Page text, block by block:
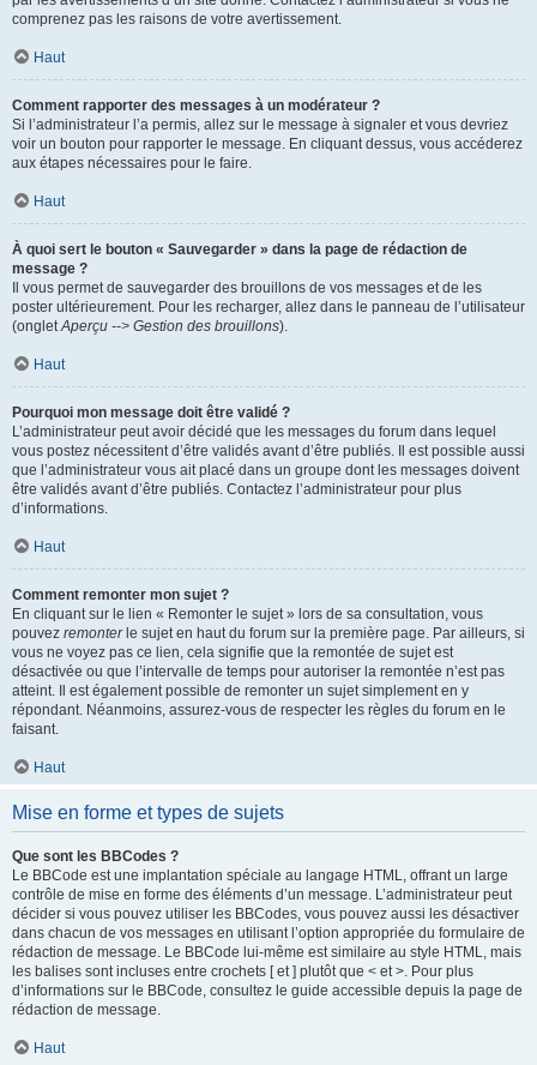
comprenez pas les raisons de votre avertissement.
Haut
Comment rapporter des messages à un modérateur ?
Si l’administrateur l’a permis, allez sur le message à signaler et vous devriez
voir un bouton pour rapporter le message. En cliquant dessus, vous accéderez
aux étapes nécessaires pour le faire.
Haut
À quoi sert le bouton « Sauvegarder » dans la page de rédaction de
message ?
Il vous permet de sauvegarder des brouillons de vos messages et de les
poster ultérieurement. Pour les recharger, allez dans le panneau de l’utilisateur
(ongletAperçu --> Gestion des brouillons).
Haut
Pourquoi mon message doit être validé ?
L’administrateur peut avoir décidé que les messages du forum dans lequel
vous postez nécessitent d’être validés avant d’être publiés. Il est possible aussi
que l’administrateur vous ait placé dans un groupe dont les messages doivent
être validés avant d’être publiés. Contactez l’administrateur pour plus
d’informations.
Haut
Comment remonter mon sujet ?
En cliquant sur le lien « Remonter le sujet » lors de sa consultation, vous
pouvez remonterle sujet en haut du forum sur la première page. Par ailleurs, si
vous ne voyez pas ce lien, cela signifie que la remontée de sujet est
désactivée ou que l’intervalle de temps pour autoriser la remontée n’est pas
atteint. Il est également possible de remonter un sujet simplement en y
répondant. Néanmoins, assurez-vous de respecter les règles du forum en le
faisant.
Haut
Mise en forme et types de sujets
Que sont les BBCodes ?
Le BBCode est une implantation spéciale au langage HTML, offrant un large
contrôle de mise en forme des éléments d’un message. L’administrateur peut
décider si vous pouvez utiliser les BBCodes, vous pouvez aussi les désactiver
dans chacun de vos messages en utilisant l’option appropriée du formulaire de
rédaction de message. Le BBCode lui-même est similaire au style HTML, mais
les balises sont incluses entre crochets [ et ] plutôt que < et >. Pour plus
d’informations sur le BBCode, consultez le guide accessible depuis la page de
rédaction de message.
Haut